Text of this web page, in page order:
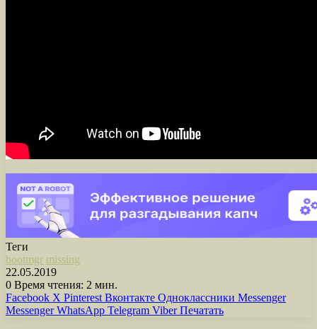
Теги
bootmgr missing
22.05.2019
0 Время чтения: 2 мин.
Facebook X Pinterest Вконтакте Одноклассники Messenger
Messenger WhatsApp Telegram Viber Печатать